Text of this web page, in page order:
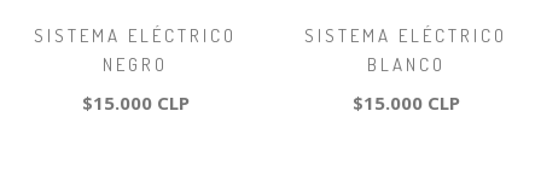
SISTEMA ELÉCTRICO
NEGRO
$15.000 CLP
SISTEMA ELÉCTRICO
BLANCO
$15.000 CLP